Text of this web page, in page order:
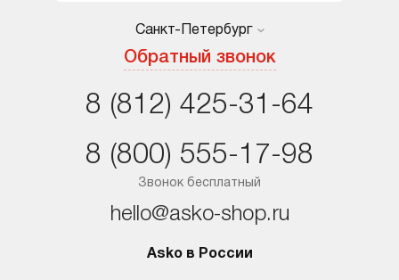
Санкт-Петербург
Обратный звонок
Москва
Ростов-на-Дону
8 (812) 425-31-64
Звонок бесплатный
8 (800) 555-17-98
hello@asko-shop.ru
Asko в России